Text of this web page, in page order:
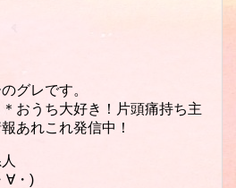
グレです。
おうち大好き！片頭痛持ち主
あれこれ発信中！
∀・)